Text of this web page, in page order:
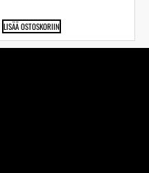
LISÄÄ OSTOSKORIIN